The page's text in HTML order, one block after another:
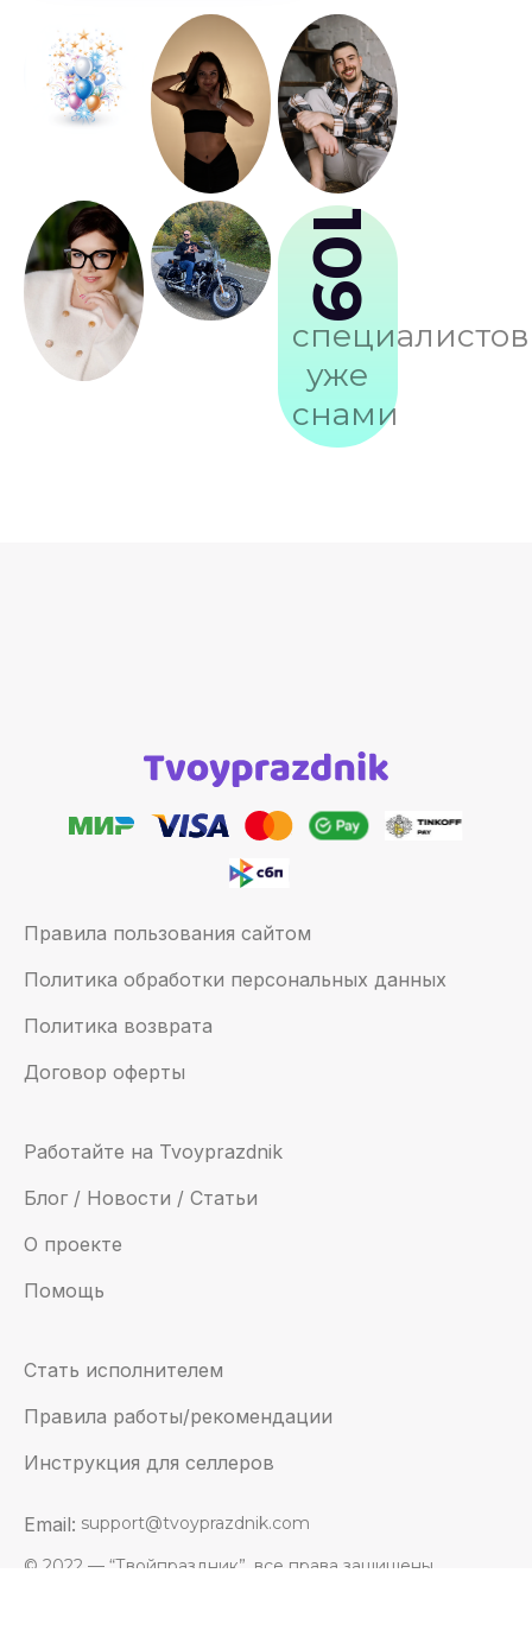
109
специалистов
уже
снами
Правила пользования сайтом
Политика обработки персональных данных
Политика возврата
Договор оферты
Работайте на Tvoyprazdnik
Блог / Новости / Статьи
О проекте
Помощь
Стать исполнителем
Правила работы/рекомендации
Инструкция для селлеров
Email: support@tvoyprazdnik.com
© 2022 — “Твойпраздник”, все права защищены